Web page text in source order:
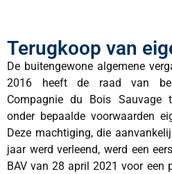
Terugkoop van
De buitengewone algemene
2016 heeft de raad van
Compagnie du Bois Sauvage
onder bepaalde voorwaarden
Deze machtiging, die
jaar werd verleend, werd een
BAV van 28 april 2021 voor een